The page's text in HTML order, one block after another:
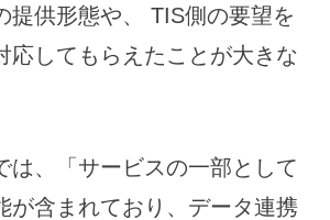
提供形態や、 TIS側の要望を
応してもらえたことが大きな
は、「サービスの一部として
が含まれており、データ連携